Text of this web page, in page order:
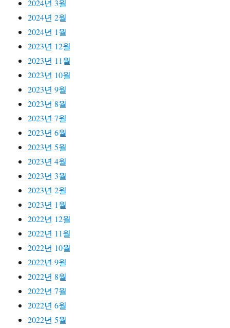
2024년 3월
2024년 2월
2024년 1월
2023년 12월
2023년 11월
2023년 10월
2023년 9월
2023년 8월
2023년 7월
2023년 6월
2023년 5월
2023년 4월
2023년 3월
2023년 2월
2023년 1월
2022년 12월
2022년 11월
2022년 10월
2022년 9월
2022년 8월
2022년 7월
2022년 6월
2022년 5월